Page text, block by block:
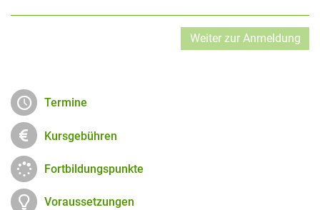
Termine
Kursgebühren
Fortbildungspunkte
Voraussetzungen